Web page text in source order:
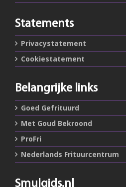
Statements
Privacystatement
Cookiestatement
Belangrijke links
Goed Gefrituurd
Met Goud Bekroond
ProFri
Nederlands Frituurcentrum
Smulgids.nl